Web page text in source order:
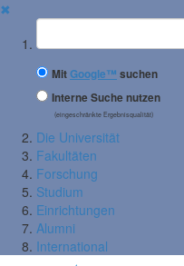
✖
Suchbegriff
MitGoogle™ suchen
Interne Suche nutzen
(eingeschränkte Ergebnisqualität)
Die Universität
Fakultäten
Forschung
Studium
Einrichtungen
Alumni
International